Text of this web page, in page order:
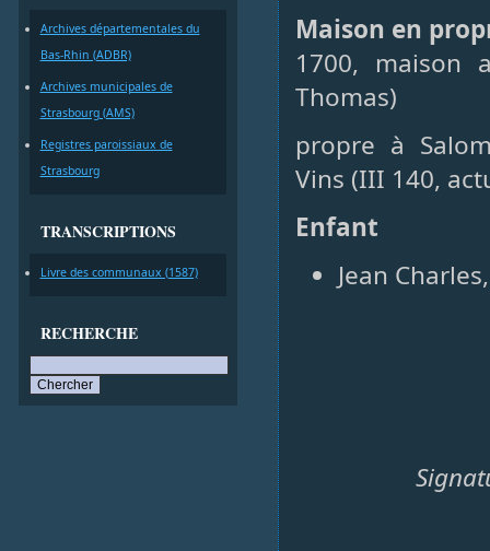
Archives départementales du
Bas-Rhin (ADBR)
Archives municipales de
Strasbourg (AMS)
Registres paroissiaux de
Strasbourg
TRANSCRIPTIONS
Livre des communaux (1587)
RECHERCHE
Maison en
1700, maison
Thomas)
propre à
Vins (III 140,
Enfant
Jean